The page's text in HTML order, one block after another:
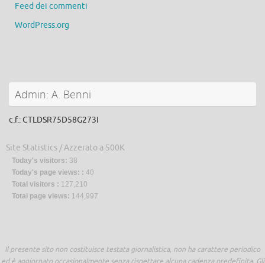
Feed dei commenti
WordPress.org
Admin: A. Benni
c.f.: CTLDSR75D58G273I
Site Statistics / Azzerato a 500K
Today's visitors: 38
Today's page views: : 40
Total visitors : 127,210
Total page views: 144,997
Il presente sito non costituisce testata giornalistica, non ha carattere periodico